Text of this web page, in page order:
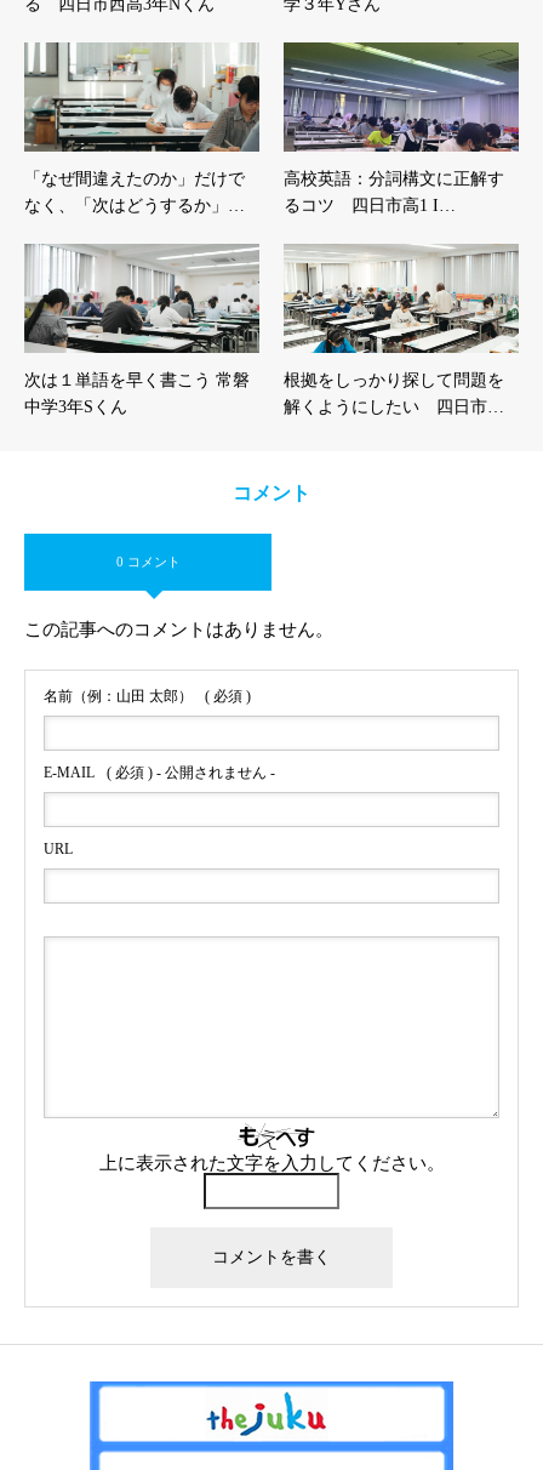
る 四日市西高3年Nくん 学３年Yさん
「なぜ間違えたのか」だけで
なく、「次はどうするか」…
高校英語：分詞構文に正解す
るコツ 四日市高1 I…
次は１単語を早く書こう 常磐
中学3年Sくん
根拠をしっかり探して問題を
解くようにしたい 四日市…
コメント
0 コメント
この記事へのコメントはありません。
名前（例：山田 太郎） ( 必須 )
E-MAIL ( 必須 ) - 公開されません -
URL
上に表示された文字を入力してください。